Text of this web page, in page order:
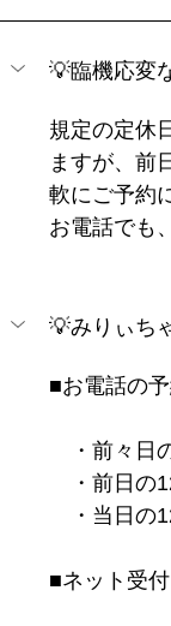
💡臨機応変
規定の定休
ますが、前
軟にご予約
お電話でも
💡みりぃち
■お電話の
・前々日
・前日の
・当日の
■ネット受付